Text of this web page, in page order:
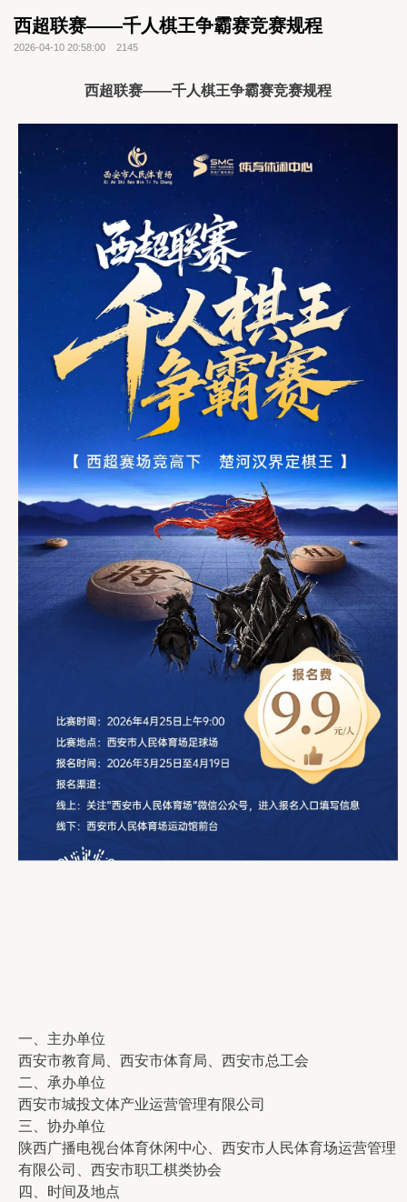
西超联赛——千人棋王争霸赛竞赛规程
2026-04-10 20:58:00 2145
西超联赛——千人棋王争霸赛竞赛规程
一、主办单位
西安市教育局、西安市体育局、西安市总工会
二、承办单位
西安市城投文体产业运营管理有限公司
三、协办单位
陕西广播电视台体育休闲中心、西安市人民体育场运营管理
有限公司、西安市职工棋类协会
四、时间及地点